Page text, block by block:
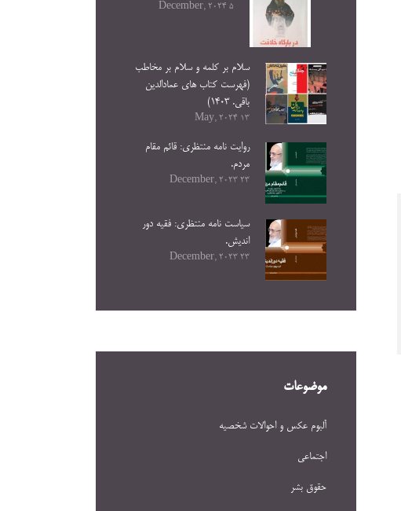
5 December, 2024
سلام بر کلمه و سلام بر مخاطب
(فهرست کتاب های عمادالدین
باقی. ۱۴۰۳)
13 May, 2024
روایت نامه منتظری: قائم مقام
مردم.
23 December, 2023
سیاست نامه منتظری: فقیه دور
اندیش.
23 December, 2023
موضوعات
آلبوم عکس و احوالات شخصيه
اجتماعی
حقوق بشر